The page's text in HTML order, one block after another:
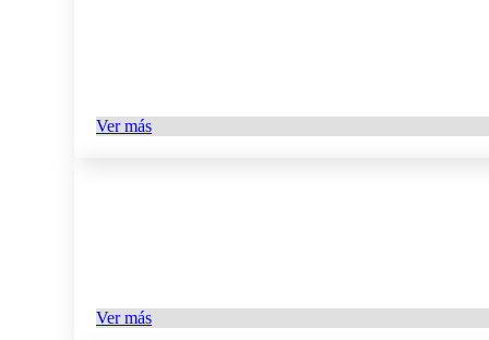
Ver más
Ver más